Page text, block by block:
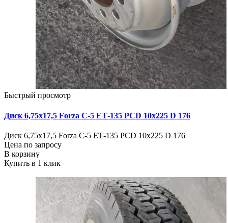
Быстрый просмотр
Диск 6,75х17,5 Forza C-5 ЕТ-135 PCD 10x225 D 176
Диск 6,75х17,5 Forza C-5 ЕТ-135 PCD 10x225 D 176
Цена по запросу
В корзину
Купить в 1 клик